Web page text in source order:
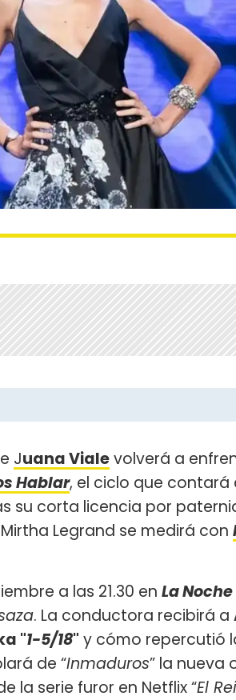
Juana Vialevolverá a
Hablar, el ciclo que contará
su corta licencia por
Legrand se medirá con
a las 21.30 en La
. La conductora recibirá a
"1-5/18" y cómo repercutió
de “Inmaduros” la nueva
la serie furor en Netflix “El